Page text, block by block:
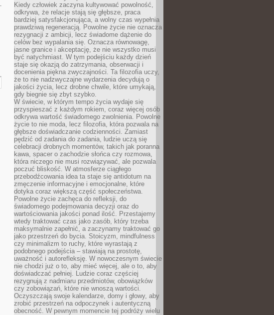
Kiedy człowiek zaczyna kultywować powolność,
odkrywa, że relacje stają się głębsze, praca
bardziej satysfakcjonująca, a wolny czas wypełnia
prawdziwą regeneracją. Powolne życie nie oznacza
rezygnacji z ambicji, lecz świadome dążenie do
celów bez wypalania się. Oznacza równowagę,
jasne granice i akceptację, że nie wszystko musi
być natychmiast. W tym podejściu każdy dzień
staje się okazją do zatrzymania, obserwacji i
docenienia piękna zwyczajności. Ta filozofia uczy,
że to nie nadzwyczajne wydarzenia decydują o
jakości życia, lecz drobne chwile, które umykają,
gdy biegnie się zbyt szybko.
W świecie, w którym tempo życia wydaje się
przyspieszać z każdym rokiem, coraz więcej osób
odkrywa wartość świadomego zwolnienia. Powolne
życie to nie moda, lecz filozofia, która pozwala na
głębsze doświadczanie codzienności. Zamiast
pędzić od zadania do zadania, ludzie uczą się
celebracji drobnych momentów, takich jak poranna
kawa, spacer o zachodzie słońca czy rozmowa,
która niczego nie musi rozwiązywać, ale pozwala
poczuć bliskość. W atmosferze ciągłego
przebodźcowania idea ta staje się antidotum na
zmęczenie informacyjne i emocjonalne, które
dotyka coraz większą część społeczeństwa.
Powolne życie zachęca do refleksji, do
świadomego podejmowania decyzji oraz do
wartościowania jakości ponad ilość. Przestajemy
wtedy traktować czas jako zasób, który trzeba
maksymalnie zapełnić, a zaczynamy traktować go
jako przestrzeń do bycia. Stoicyzm, mindfulness
czy minimalizm to ruchy, które wyrastają z
podobnego podejścia – stawiają na prostotę,
uważność i autorefleksję. W nowoczesnym świecie
nie chodzi już o to, aby mieć więcej, ale o to, aby
doświadczać pełniej. Ludzie coraz częściej
rezygnują z nadmiaru przedmiotów, obowiązków
czy zobowiązań, które nie wnoszą wartości.
Oczyszczają swoje kalendarze, domy i głowy, aby
zrobić przestrzeń na odpoczynek i autentyczną
obecność. W pewnym momencie tej podróży wielu